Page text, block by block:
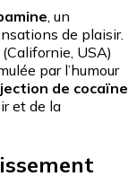
, un
de plaisir.
USA)
par l’humour
de cocaïne
et de la